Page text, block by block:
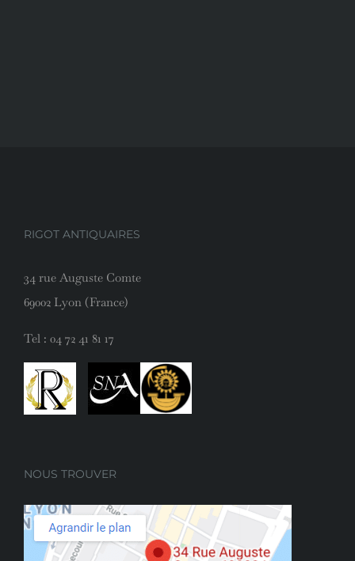
RIGOT ANTIQUAIRES
34 rue Auguste Comte
69002 Lyon (France)
Tel : 04 72 41 81 17
NOUS TROUVER